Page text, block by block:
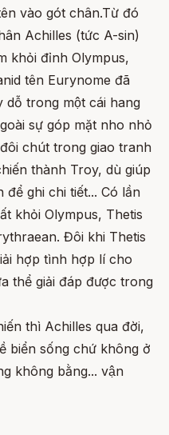
vào gót chân.Từ đó
Achilles (tức A-sin)
khỏi đỉnh Olympus,
tên Eurynome đã
dỗ trong một cái hang
sự góp mặt nho nhỏ
chút trong giao tranh
thành Troy, dù giúp
ghi chi tiết... Có lần
khỏi Olympus, Thetis
Đôi khi Thetis
hợp tình hợp lí cho
thể giải đáp được trong
thì Achilles qua đời,
biển sống chứ không ở
không bằng... vận